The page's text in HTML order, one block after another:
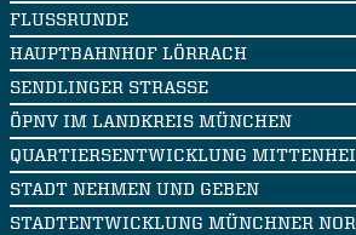
FLUSSRUNDE
HAUPTBAHNHOF LÖRRACH
SENDLINGER STRASSE
ÖPNV IM LANDKREIS MÜNCHEN
QUARTIERSENTWICKLUNG
STADT NEHMEN UND GEBEN
STADTENTWICKLUNG MÜNCHNER